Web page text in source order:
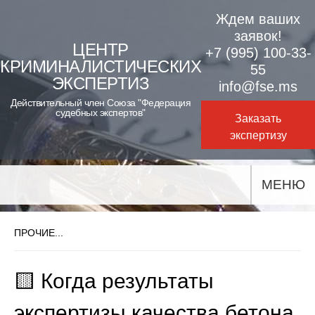
content
ЦЕНТР
КРИМИНАЛИСТИЧЕСКИХ
ЭКСПЕРТИЗ
Действительный член Союза "Федерация
судебных экспертов"
Ждем ваших
заявок!
+7 (995) 100-33-
55
info@fse.ms
Заказать
экспертизу
МЕНЮ
ПРОЧИЕ...
🟨 Когда результаты